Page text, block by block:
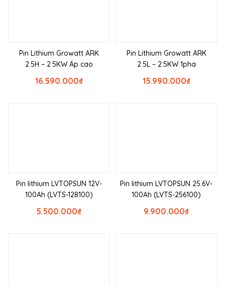
Pin Lithium Growatt ARK
2.5H – 2.5KW Áp cao
₫
16.590.000
Pin Lithium Growatt ARK
2.5L – 2.5KW 1pha
₫
15.990.000
Pin lithium LVTOPSUN 12V-
100Ah (LVTS-128100)
₫
5.500.000
Pin lithium LVTOPSUN 25.6V-
100Ah (LVTS-256100)
₫
9.900.000